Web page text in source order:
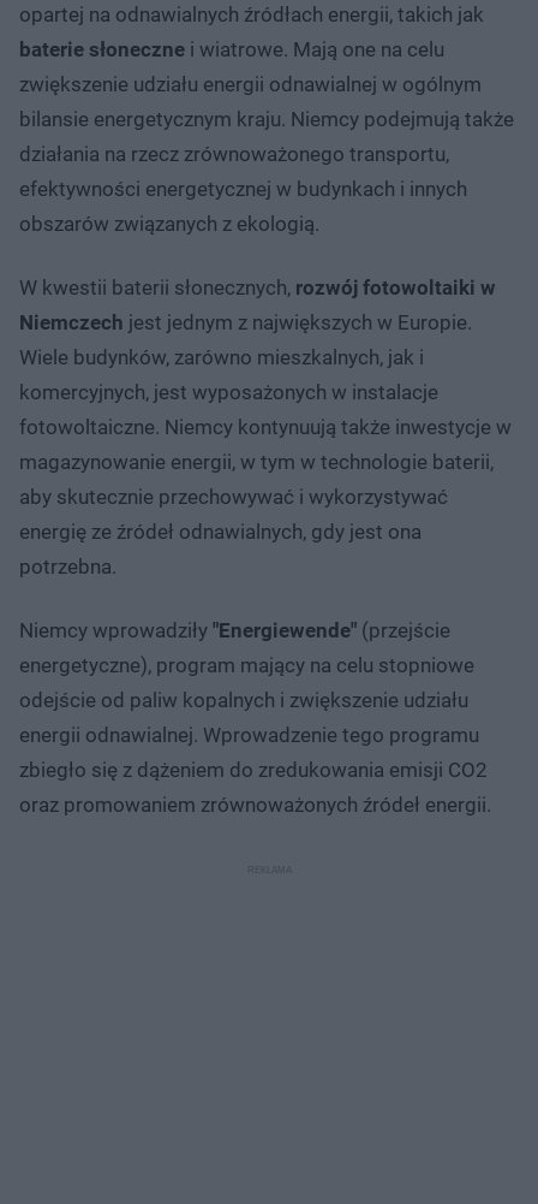
opartej na odnawialnych źródłach energii, takich jak
baterie słoneczne i wiatrowe. Mają one na celu
zwiększenie udziału energii odnawialnej w ogólnym
bilansie energetycznym kraju. Niemcy podejmują także
działania na rzecz zrównoważonego transportu,
efektywności energetycznej w budynkach i innych
obszarów związanych z ekologią.
W kwestii baterii słonecznych, rozwój fotowoltaiki w
Niemczech jest jednym z największych w Europie.
Wiele budynków, zarówno mieszkalnych, jak i
komercyjnych, jest wyposażonych w instalacje
fotowoltaiczne. Niemcy kontynuują także inwestycje w
magazynowanie energii, w tym w technologie baterii,
aby skutecznie przechowywać i wykorzystywać
energię ze źródeł odnawialnych, gdy jest ona
potrzebna.
Niemcy wprowadziły "Energiewende" (przejście
energetyczne), program mający na celu stopniowe
odejście od paliw kopalnych i zwiększenie udziału
energii odnawialnej. Wprowadzenie tego programu
zbiegło się z dążeniem do zredukowania emisji CO2
oraz promowaniem zrównoważonych źródeł energii.